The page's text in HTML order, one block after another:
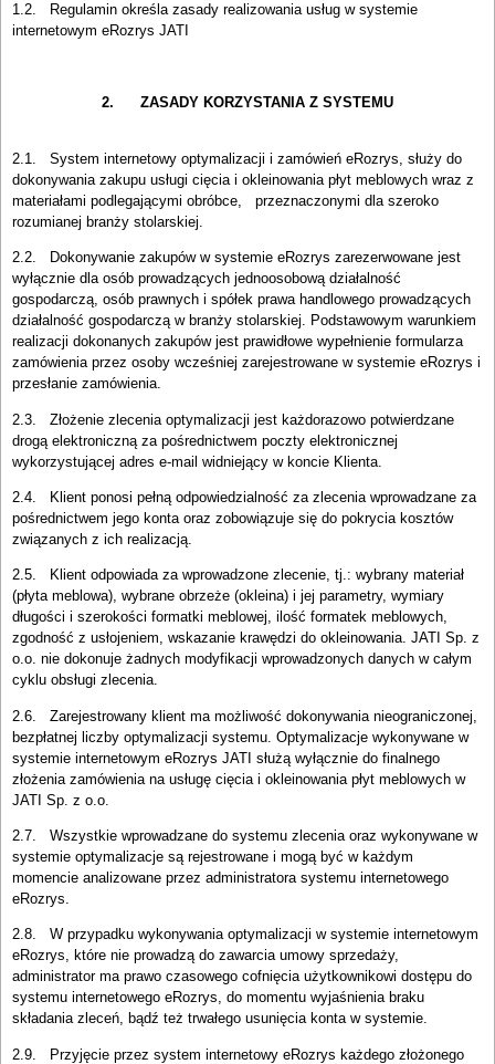
1.2. Regulamin określa zasady realizowania usług w systemie
internetowym eRozrys JATI
2. ZASADY KORZYSTANIA Z SYSTEMU
2.1. System internetowy optymalizacji i zamówień eRozrys, służy do
dokonywania zakupu usługi cięcia i okleinowania płyt meblowych wraz z
materiałami podlegającymi obróbce, przeznaczonymi dla szeroko
rozumianej branży stolarskiej.
2.2. Dokonywanie zakupów w systemie eRozrys zarezerwowane jest
wyłącznie dla osób prowadzących jednoosobową działalność
gospodarczą, osób prawnych i spółek prawa handlowego prowadzących
działalność gospodarczą w branży stolarskiej. Podstawowym warunkiem
realizacji dokonanych zakupów jest prawidłowe wypełnienie formularza
zamówienia przez osoby wcześniej zarejestrowane w systemie eRozrys i
przesłanie zamówienia.
2.3. Złożenie zlecenia optymalizacji jest każdorazowo potwierdzane
drogą elektroniczną za pośrednictwem poczty elektronicznej
wykorzystującej adres e-mail widniejący w koncie Klienta.
2.4. Klient ponosi pełną odpowiedzialność za zlecenia wprowadzane za
pośrednictwem jego konta oraz zobowiązuje się do pokrycia kosztów
związanych z ich realizacją.
2.5. Klient odpowiada za wprowadzone zlecenie, tj.: wybrany materiał
(płyta meblowa), wybrane obrzeże (okleina) i jej parametry, wymiary
długości i szerokości formatki meblowej, ilość formatek meblowych,
zgodność z usłojeniem, wskazanie krawędzi do okleinowania. JATI Sp. z
o.o. nie dokonuje żadnych modyfikacji wprowadzonych danych w całym
cyklu obsługi zlecenia.
2.6. Zarejestrowany klient ma możliwość dokonywania nieograniczonej,
bezpłatnej liczby optymalizacji systemu. Optymalizacje wykonywane w
systemie internetowym eRozrys JATI służą wyłącznie do finalnego
złożenia zamówienia na usługę cięcia i okleinowania płyt meblowych w
JATI Sp. z o.o.
2.7. Wszystkie wprowadzane do systemu zlecenia oraz wykonywane w
systemie optymalizacje są rejestrowane i mogą być w każdym
momencie analizowane przez administratora systemu internetowego
eRozrys.
2.8. W przypadku wykonywania optymalizacji w systemie internetowym
eRozrys, które nie prowadzą do zawarcia umowy sprzedaży,
administrator ma prawo czasowego cofnięcia użytkownikowi dostępu do
systemu internetowego eRozrys, do momentu wyjaśnienia braku
składania zleceń, bądź też trwałego usunięcia konta w systemie.
2.9. Przyjęcie przez system internetowy eRozrys każdego złożonego